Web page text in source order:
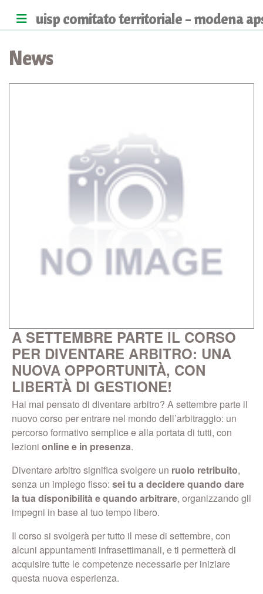
uisp comitato territoriale - modena
News
A SETTEMBRE PARTE IL CORSO
PER DIVENTARE ARBITRO: UNA
NUOVA OPPORTUNITÀ, CON
LIBERTÀ DI GESTIONE!
Hai mai pensato di diventare arbitro? A settembre parte il
nuovo corso per entrare nel mondo dell’arbitraggio: un
percorso formativo semplice e alla portata di tutti, con
lezioni online e in presenza.
Diventare arbitro significa svolgere un ruolo retribuito,
senza un impiego fisso: sei tu a decidere quando dare
la tua disponibilità e quando arbitrare, organizzando gli
impegni in base al tuo tempo libero.
Il corso si svolgerà per tutto il mese di settembre, con
alcuni appuntamenti infrasettimanali, e ti permetterà di
acquisire tutte le competenze necessarie per iniziare
questa nuova esperienza.